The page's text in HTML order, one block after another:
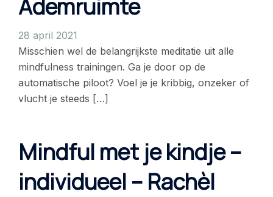
Ademruimte
28 april 2021
Misschien wel de belangrijkste meditatie uit alle
mindfulness trainingen. Ga je door op de
automatische piloot? Voel je je kribbig, onzeker of
vlucht je steeds […]
Mindful met je kindje –
individueel – Rachèl